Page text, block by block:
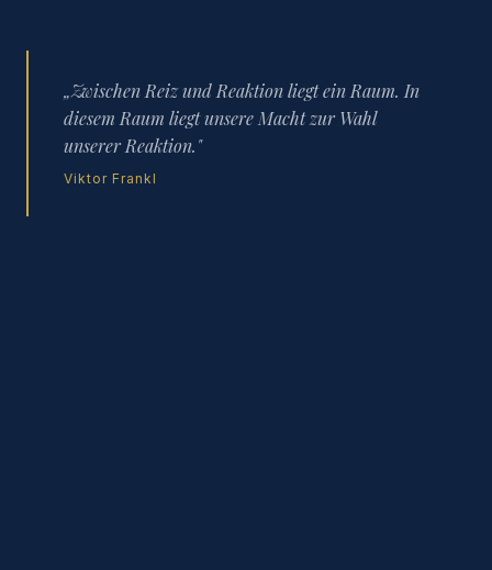
„Zwischen Reiz und Reaktion liegt ein Raum. In
diesem Raum liegt unsere Macht zur Wahl
unserer Reaktion."
Viktor Frankl